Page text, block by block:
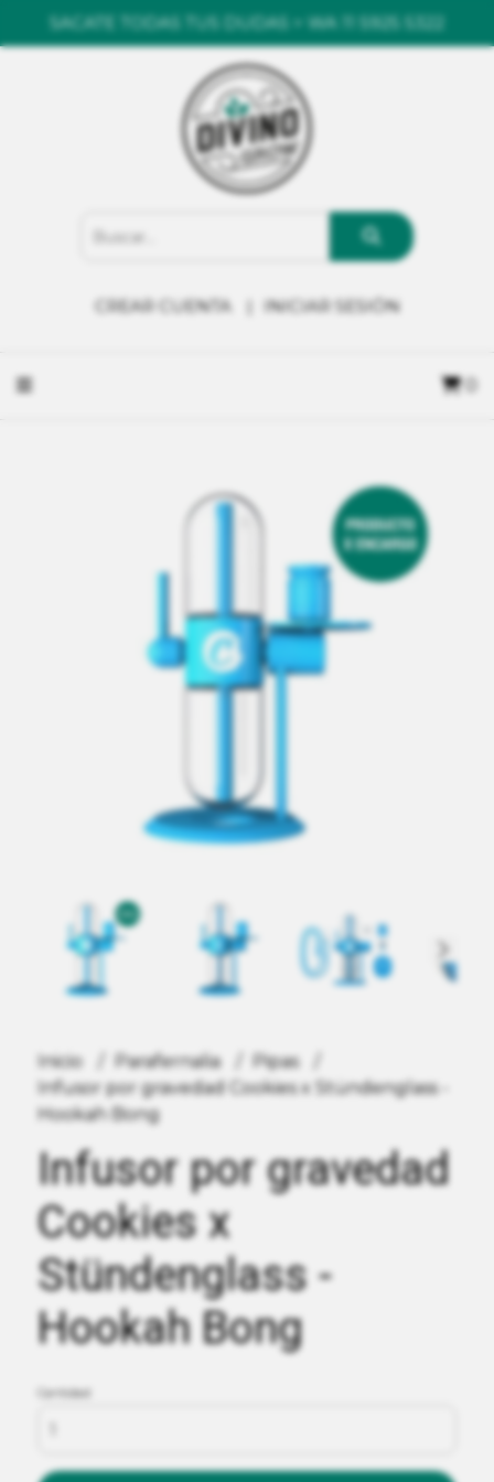
SACATE TODAS TUS DUDAS > WA 11 5925 5322
CREAR CUENTA INICIAR SESIÓN
Inicio Parafernalia
Pipas
Infusor por gravedad Cookies x Stündenglass -
Hookah Bong
Infusor por gravedad
Cookies x
Stündenglass -
Hookah Bong
Cantidad